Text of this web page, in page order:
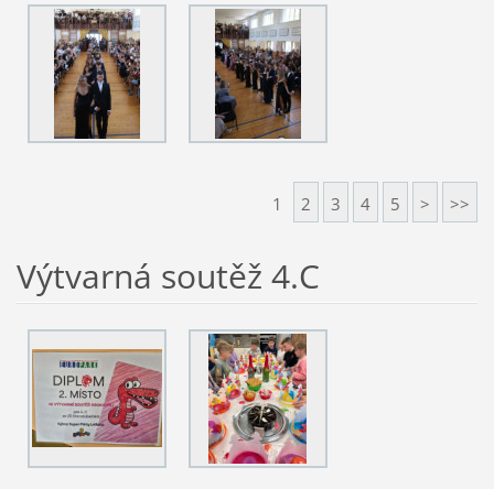
1 2 3 4 5 > >>
Výtvarná soutěž 4.C